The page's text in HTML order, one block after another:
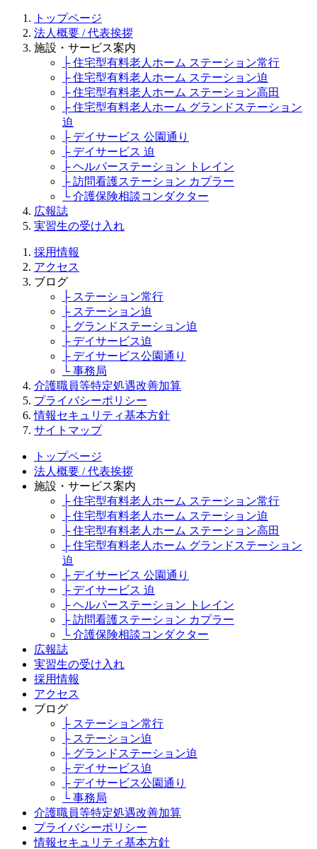
トップページ
法人概要 / 代表挨拶
施設・サービス案内
├ 住宅型有料老人ホーム ステーション常行
├ 住宅型有料老人ホーム ステーション迫
├ 住宅型有料老人ホーム ステーション高田
├ 住宅型有料老人ホーム グランドステーション
迫
├ デイサービス 公園通り
├ デイサービス 迫
├ ヘルパーステーション トレイン
├ 訪問看護ステーション カプラー
└ 介護保険相談コンダクター
広報誌
実習生の受け入れ
採用情報
アクセス
ブログ
├ ステーション常行
├ ステーション迫
├ グランドステーション迫
├ デイサービス迫
├ デイサービス公園通り
└ 事務局
介護職員等特定処遇改善加算
プライバシーポリシー
情報セキュリティ基本方針
サイトマップ
トップページ
法人概要 / 代表挨拶
施設・サービス案内
├ 住宅型有料老人ホーム ステーション常行
├ 住宅型有料老人ホーム ステーション迫
├ 住宅型有料老人ホーム ステーション高田
├ 住宅型有料老人ホーム グランドステーション
迫
├ デイサービス 公園通り
├ デイサービス 迫
├ ヘルパーステーション トレイン
├ 訪問看護ステーション カプラー
└ 介護保険相談コンダクター
広報誌
実習生の受け入れ
採用情報
アクセス
ブログ
├ ステーション常行
├ ステーション迫
├ グランドステーション迫
├ デイサービス迫
├ デイサービス公園通り
└ 事務局
介護職員等特定処遇改善加算
プライバシーポリシー
情報セキュリティ基本方針